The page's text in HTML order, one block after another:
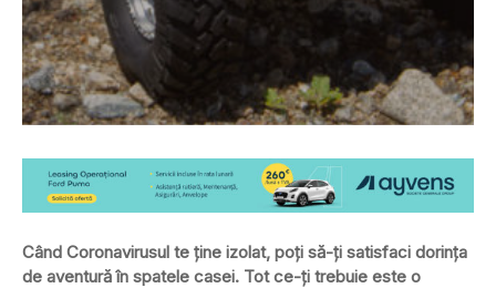
Când Coronavirusul te ține izolat, poți să-ți satisfaci dorința
de aventură în spatele casei. Tot ce-ți trebuie este o